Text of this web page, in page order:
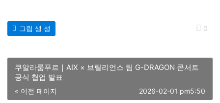
0
그림 생 성
쿠알라룸푸르｜AIX × 브릴리언스 팀 G-DRAGON 콘서트
공식 협업 발표
« 이전 페이지 2026-02-01 pm5:50